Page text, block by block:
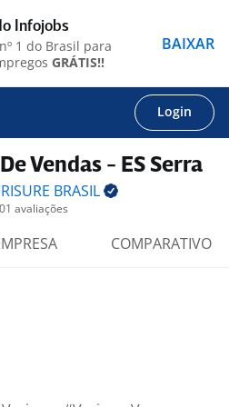
Login
Vendas - ES Serra
BRASIL
avaliações
COMPARATIVO
Infojobs
1 do Brasil para
GRÁTIS!!
BAIXAR